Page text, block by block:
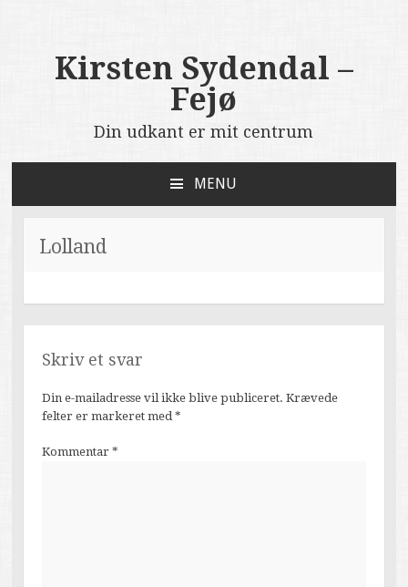
Kirsten Sydendal –
Fejø
Din udkant er mit centrum
MENU
CONTENT
Lolland
Skriv et svar
Din e-mailadresse vil ikke blive publiceret. Krævede
felter er markeret med *
Kommentar *